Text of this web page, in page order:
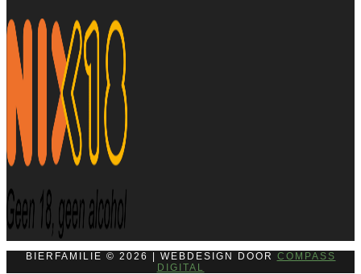
BIERFAMILIE © 2026 | WEBDESIGN DOOR COMPASS
DIGITAL